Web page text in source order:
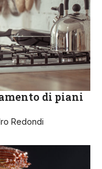
di piani
Redondi